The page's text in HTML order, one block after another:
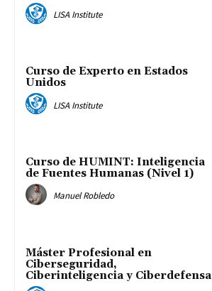
LISA Institute
Curso de Experto en Estados
Unidos
LISA Institute
Curso de HUMINT: Inteligencia
de Fuentes Humanas (Nivel 1)
Manuel Robledo
Máster Profesional en
Ciberseguridad,
Ciberinteligencia y Ciberdefensa